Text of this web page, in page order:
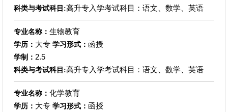
科类与考试科目:高升专入学考试科目：语文、数学、英语
专业名称： 生物教育
学历： 大专 学习形式： 函授
学制： 2.5
科类与考试科目:高升专入学考试科目：语文、数学、英语
专业名称： 化学教育
学历： 大专 学习形式： 函授